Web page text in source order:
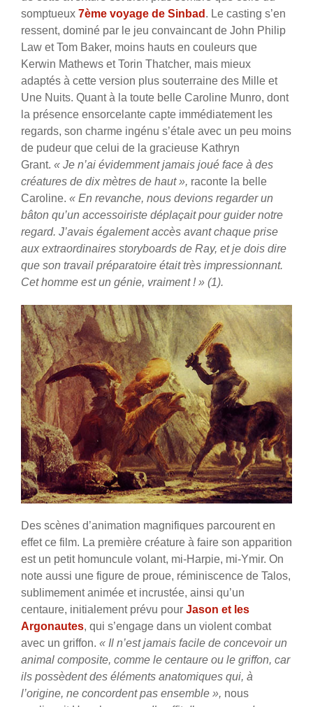
somptueux 7ème voyage de Sinbad . Le casting s’en
ressent, dominé par le jeu convaincant de John Philip
Law et Tom Baker, moins hauts en couleurs que
Kerwin Mathews et Torin Thatcher, mais mieux
adaptés à cette version plus souterraine des Mille et
Une Nuits. Quant à la toute belle Caroline Munro, dont
la présence ensorcelante capte immédiatement les
regards, son charme ingénu s’étale avec un peu moins
de pudeur que celui de la gracieuse Kathryn
Grant. « Je n’ai évidemment jamais joué face à des
créatures de dix mètres de haut », raconte la belle
Caroline. « En revanche, nous devions regarder un
bâton qu’un accessoiriste déplaçait pour guider notre
regard. J’avais également accès avant chaque prise
aux extraordinaires storyboards de Ray, et je dois dire
que son travail préparatoire était très impressionnant.
Cet homme est un génie, vraiment ! » (1).
Des scènes d’animation magnifiques parcourent en
effet ce film. La première créature à faire son apparition
est un petit homuncule volant, mi-Harpie, mi-Ymir. On
note aussi une figure de proue, réminiscence de Talos,
sublimement animée et incrustée, ainsi qu’un
centaure, initialement prévu pour Jason et les
Argonautes, qui s’engage dans un violent combat
avec un griffon. « Il n’est jamais facile de concevoir un
animal composite, comme le centaure ou le griffon, car
ils possèdent des éléments anatomiques qui, à
l’origine, ne concordent pas ensemble », nous